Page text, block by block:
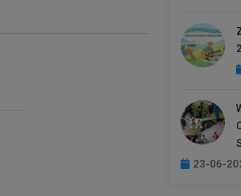
23-06-